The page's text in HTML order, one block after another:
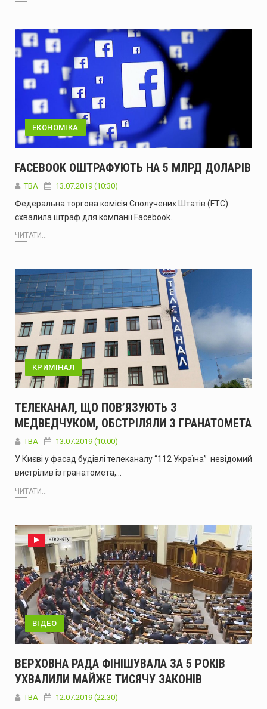
ЕКОНОМІКА
FACEBOOK ОШТРАФУЮТЬ НА 5 МЛРД ДОЛАРІВ
ТВА 13.07.2019 (10:30)
Федеральна торгова комісія Сполучених Штатів (FTC)
схвалила штраф для компанії Facebook…
ЧИТАТИ...
КРИМІНАЛ
ТЕЛЕКАНАЛ, ЩО ПОВ’ЯЗУЮТЬ З
МЕДВЕДЧУКОМ, ОБСТРІЛЯЛИ З ГРАНАТОМЕТА
ТВА 13.07.2019 (10:00)
У Києві у фасад будівлі телеканалу “112 Україна” невідомий
вистрілив із гранатомета,…
ЧИТАТИ...
ВІДЕО
ВЕРХОВНА РАДА ФІНІШУВАЛА ЗА 5 РОКІВ
УХВАЛИЛИ МАЙЖЕ ТИСЯЧУ ЗАКОНІВ
TBA 12.07.2019 (22:30)